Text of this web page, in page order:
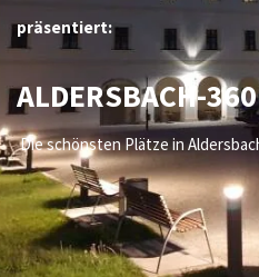
präsentiert:
ALDERSBACH-360
Die schönsten Plätze in